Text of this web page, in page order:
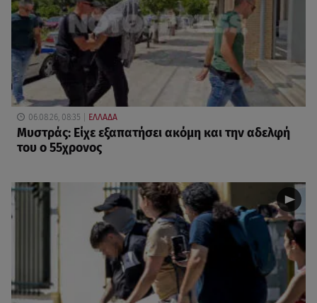
06.08.26, 08:35 ΕΛΛΑΔΑ
Μυστράς: Είχε εξαπατήσει ακόμη και την αδελφή
του ο 55χρονος